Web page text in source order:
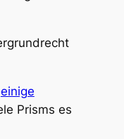
einige
Prisms es